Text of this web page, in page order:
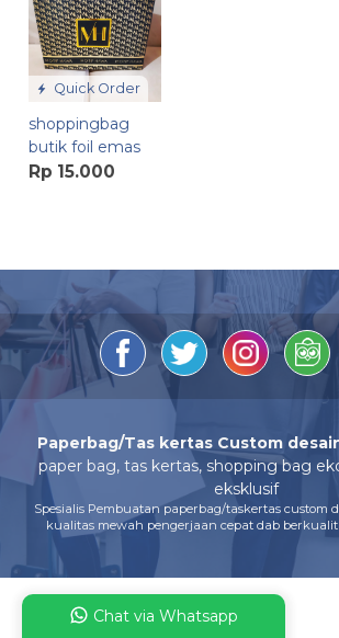
Quick Order
shoppingbag
butik foil emas
Rp 15.000
Paperbag/Tas kertas Custom
paper bag, tas kertas, shopping bag
eksklusif
Spesialis Pembuatan paperbag/taskertas custom
kualitas mewah pengerjaan cepat dab
Chat via Whatsapp